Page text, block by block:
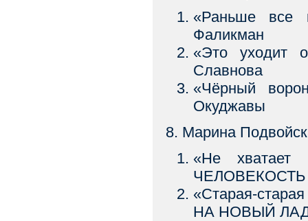
«Раньше все
Фаликман
«Это уходит
Славнова
«Чёрный
Окуджавы
8. Марина
«Не
«Старая-
НА НОВЫЙ